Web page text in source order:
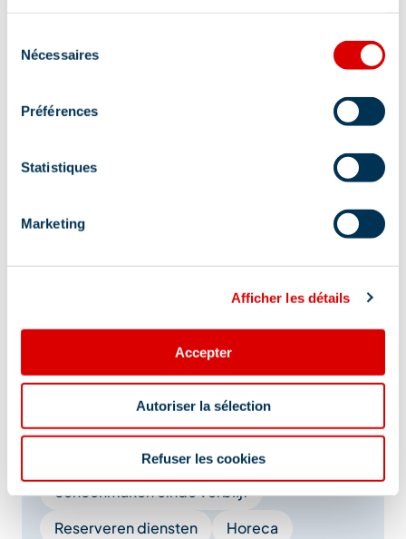
Nécessaires
Préférences
Statistiques
Marketing
Afficher les détails
Accepter
Autoriser la sélection
Refuser les cookies
Nachtopvang
Huisdieren toegestaan
Verhuur zaal
Wasserij
Bagagerie
Toeristische documentatie
Pendelbusje luchthaven of station
Schoonmaken einde verblijf
Reserveren diensten
Horeca